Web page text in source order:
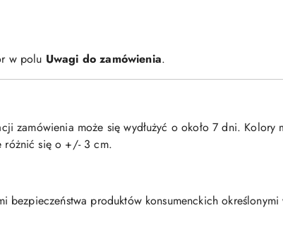
w polu Uwagi do zamówienia.
zamówienia może się wydłużyć o około 7 dni. Kolory
różnić się o +/- 3 cm.
bezpieczeństwa produktów konsumenckich